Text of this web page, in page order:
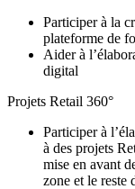
Participer à la
plateforme de
Aider à
digital
Projets Retail 360°
Participer à
à des projets
mise en avant
zone et le reste